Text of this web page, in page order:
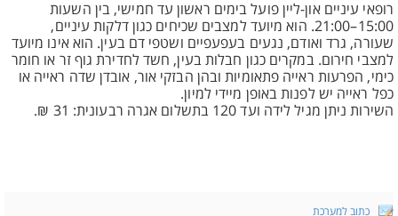
רופאי עיניים און-ליין פועל בימים ראשון עד חמישי, בין השעות
15:00–21:00. הוא מיועד למצבים שכיחים כגון דלקות עיניים,
שעורה, גרד ואודם, נגעים בעפעפיים ושטפי דם בעין. הוא אינו מיועד
למצבי חירום. במקרים כגון חבלות בעין, חשד לחדירת גוף זר או חומר
כימי, הפרעות ראייה פתאומיות ובהן הבזקי אור, אובדן שדה ראייה או
כפל ראייה יש לפנות באופן מיידי למיון.
השירות ניתן מגיל לידה ועד 120 בתשלום אגרה רבעונית: 31 ₪.
כתוב למערכת